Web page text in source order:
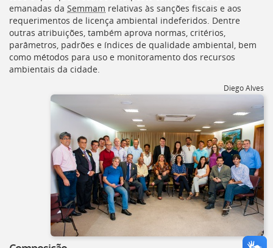
emanadas da Semmam relativas às sanções fiscais e aos
requerimentos de licença ambiental indeferidos. Dentre
outras atribuições, também aprova normas, critérios,
parâmetros, padrões e índices de qualidade ambiental, bem
como métodos para uso e monitoramento dos recursos
ambientais da cidade.
Diego Alves